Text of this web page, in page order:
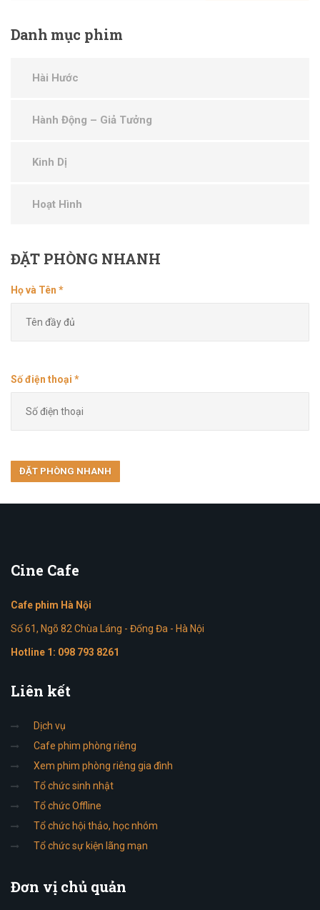
Danhmục phim
Hài Hước
Hành Động – Giả Tưởng
Kinh Dị
Hoạt Hình
ĐẶTPHÒNG NHANH
Họ và Tên *
Số điện thoại *
Cine Cafe
Cafe phim Hà Nội
Số 61, Ngõ 82 Chùa Láng - Đống Đa - Hà Nội
Hotline 1: 098 793 8261
Liên kết
Dịch vụ
Cafe phim phòng riêng
Xem phim phòng riêng gia đình
Tổ chức sinh nhật
Tổ chức Offline
Tổ chức hội thảo, học nhóm
Tổ chức sự kiện lãng mạn
Đơn vị chủ quản